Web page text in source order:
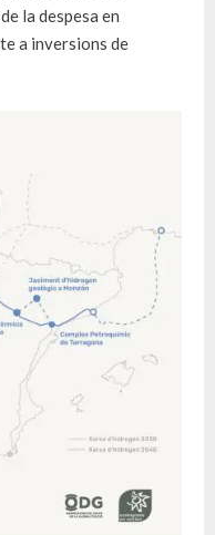
la despesa en
a inversions de